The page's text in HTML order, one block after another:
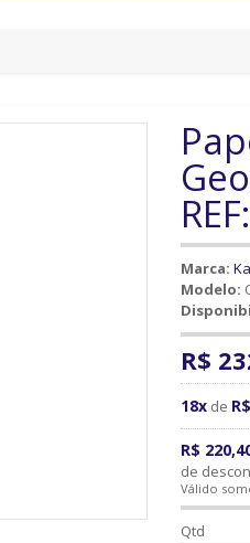
Marca:
Modelo:
R$
18x de
R$
de
Válido
Qtd